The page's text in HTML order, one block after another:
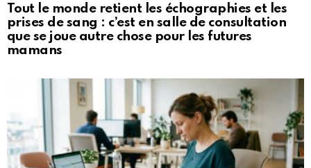
Tout le monde retient les échographies et les
prises de sang : c’est en salle de consultation
que se joue autre chose pour les futures
mamans